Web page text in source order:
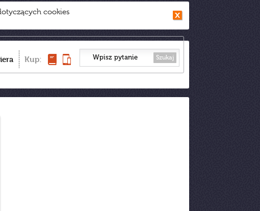
cookies
Kup: Szukaj